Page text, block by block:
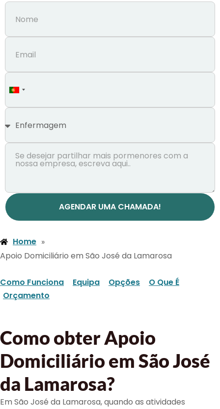
Portugal
+351
AGENDAR UMA CHAMADA!
Home »
Apoio Domiciliário em São José da Lamarosa
Como Funciona Equipa Opções
O Que É
Orçamento
Como obter Apoio
Domiciliário em São José
da Lamarosa?
Em São José da Lamarosa, quando as atividades